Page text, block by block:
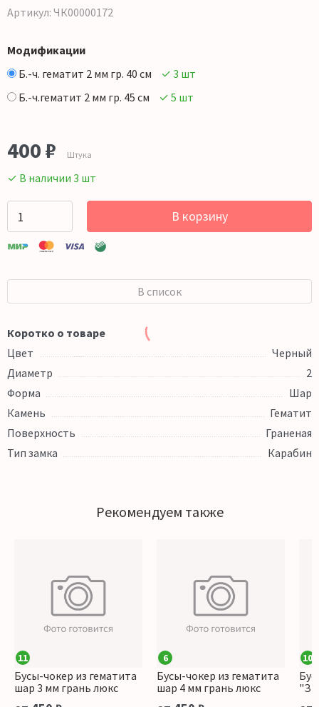
Артикул: ЧК00000172
Модификации
Б.-ч. гематит 2 мм гр. 40 см
✓ 3 шт
Б.-ч.гематит 2 мм гр. 45 см
✓ 5 шт
400₽ Штука
✓ В наличии 3 шт
В корзину
В список
Коротко о товаре
Цвет
Черный
Диаметр
2
Форма
Шар
Камень
Гематит
Поверхность
Граненая
Тип замка
Карабин
Рекомендуем также
11
Бусы-чокер из гематита
шар 3 мм грань люкс
6
Бусы-чокер из гематита
шар 4 мм грань люкс
10